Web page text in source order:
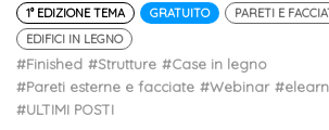
1° EDIZIONE TEMA
GRATUITO
PARETI E
EDIFICI IN LEGNO
#Finished #Strutture #Case in legno
#Pareti esterne e facciate #Webinar
#ULTIMI POSTI